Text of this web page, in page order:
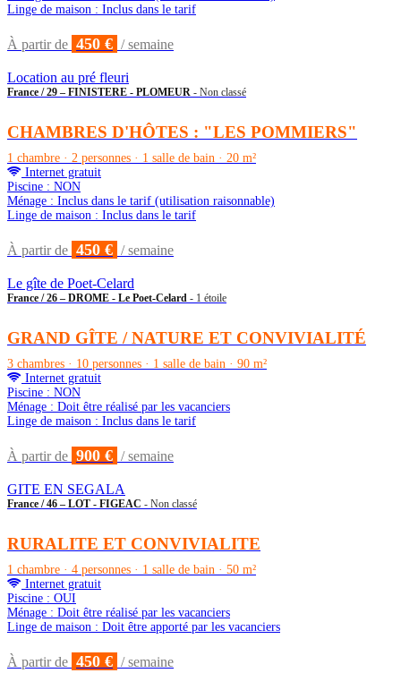
Linge de maison : Inclus dans le tarif
À partir de 450 € / semaine
Location au pré fleuri
France / 29 – FINISTERE - PLOMEUR - Non classé
CHAMBRES D'HÔTES : "LES POMMIERS"
1 chambre · 2 personnes · 1 salle de bain · 20 m²
Internet gratuit
Piscine : NON
Ménage : Inclus dans le tarif (utilisation raisonnable)
Linge de maison : Inclus dans le tarif
À partir de 450 € / semaine
Le gîte de Poet-Celard
France / 26 – DROME - Le Poet-Celard - 1 étoile
GRAND GÎTE / NATURE ET CONVIVIALITÉ
3 chambres · 10 personnes · 1 salle de bain · 90 m²
Internet gratuit
Piscine : NON
Ménage : Doit être réalisé par les vacanciers
Linge de maison : Inclus dans le tarif
À partir de 900 € / semaine
GITE EN SEGALA
France / 46 – LOT - FIGEAC - Non classé
RURALITE ET CONVIVIALITE
1 chambre · 4 personnes · 1 salle de bain · 50 m²
Internet gratuit
Piscine : OUI
Ménage : Doit être réalisé par les vacanciers
Linge de maison : Doit être apporté par les vacanciers
À partir de 450 € / semaine